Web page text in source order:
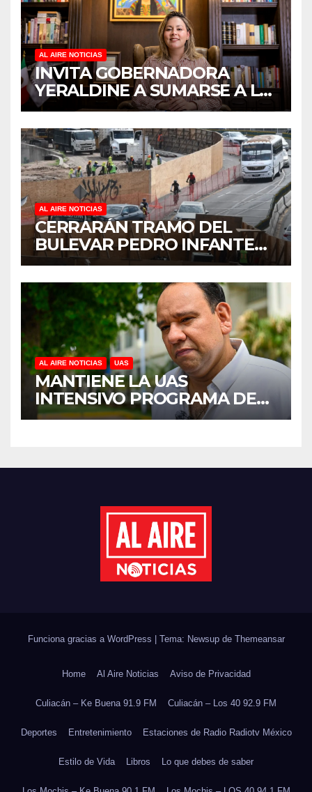
AL AIRE NOTICIAS
INVITA GOBERNADORA
YERALDINE A SUMARSE A LA
JORNADA NACIONAL DE
REFORESTACIÓN;
PLANTARÁN 6.6 MILLONES
DE ÁRBOLES
AL AIRE NOTICIAS
CERRARÁN TRAMO DEL
BULEVAR PEDRO INFANTE
PARA ACELERAR OBRAS
ANTES DEL REGRESO A
CLASES
AL AIRE NOTICIAS UAS
MANTIENE LA UAS
INTENSIVO PROGRAMA DE
MANTENIMIENTO Y
DEL CICLO ESCOLAR 2026-
Funciona gracias a WordPress Tema: Newsup de Themeansar
Home Al Aire Noticias Aviso de Privacidad
Culiacán – Ke Buena 91.9 FM Culiacán – Los 40 92.9 FM
Deportes Entretenimiento Estaciones de Radio Radiotv México
Estilo de Vida Libros Lo que debes de saber